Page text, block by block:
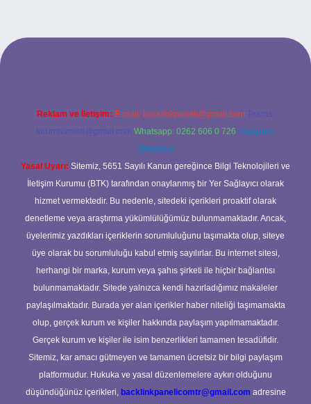
ilbet yeni giriş adresi
Reklam ve İletişim: E-mail: backlinkpaneli@gmail.com Teams:
forumhizmeti@gmail.com Whatsapp: 0262 606 0 726 Telegram:
@karabul
Yasal Uyarı: Sitemiz, 5651 Sayılı Kanun gereğince Bilgi Teknolojileri ve
İletişim Kurumu (BTK) tarafından onaylanmış bir Yer Sağlayıcı olarak
hizmet vermektedir. Bu nedenle, sitedeki içerikleri proaktif olarak
denetleme veya araştırma yükümlülüğümüz bulunmamaktadır. Ancak,
üyelerimiz yazdıkları içeriklerin sorumluluğunu taşımakta olup, siteye
üye olarak bu sorumluluğu kabul etmiş sayılırlar. Bu internet sitesi,
herhangi bir marka, kurum veya şahıs şirketi ile hiçbir bağlantısı
bulunmamaktadır. Sitede yalnızca kendi hazırladığımız makaleler
paylaşılmaktadır. Burada yer alan içerikler haber niteliği taşımamakta
olup, gerçek kurum ve kişiler hakkında paylaşım yapılmamaktadır.
Gerçek kurum ve kişiler ile isim benzerlikleri tamamen tesadüfidir.
Sitemiz, kar amacı gütmeyen ve tamamen ücretsiz bir bilgi paylaşım
platformudur. Hukuka ve yasal düzenlemelere aykırı olduğunu
düşündüğünüz içerikleri, backlinkpanelicomtr@gmail.com adresine